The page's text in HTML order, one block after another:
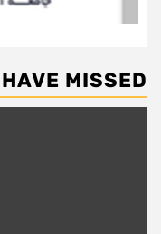
MISSED